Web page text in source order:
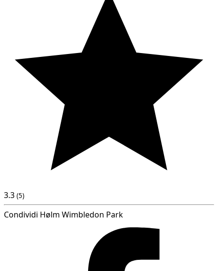
3.3 (5)
Condividi Hølm Wimbledon Park